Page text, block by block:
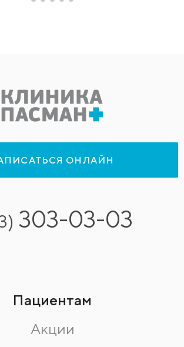
ОНЛАЙН
303-03-03
Пациентам
Акции